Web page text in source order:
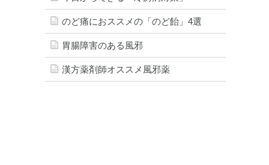
のど痛におススメの「のど飴」4選
胃腸障害のある風邪
漢方薬剤師オススメ風邪薬